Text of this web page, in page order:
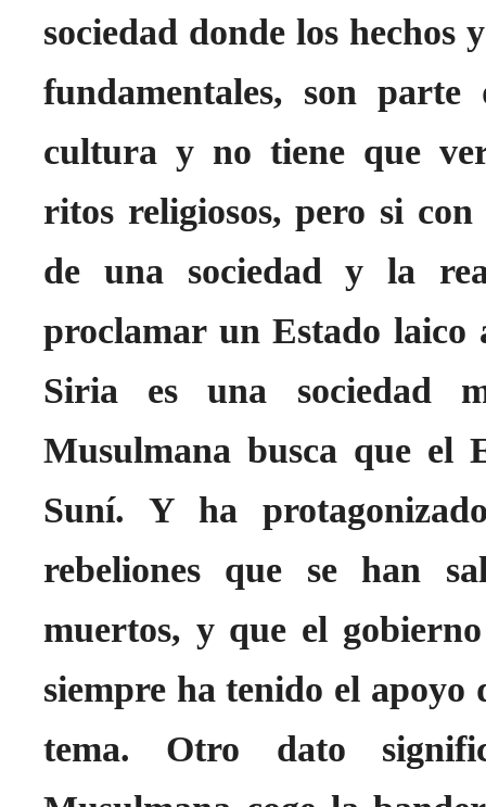
sociedad donde los hechos
fundamentales, son
cultura y no tiene que
ritos religiosos, pero si
de una sociedad y la
proclamar un Estado laico
Siria es una sociedad
Musulmana busca que el
Suní. Y ha
rebeliones que se han
muertos, y que el
siempre ha tenido el apoyo
tema. Otro dato